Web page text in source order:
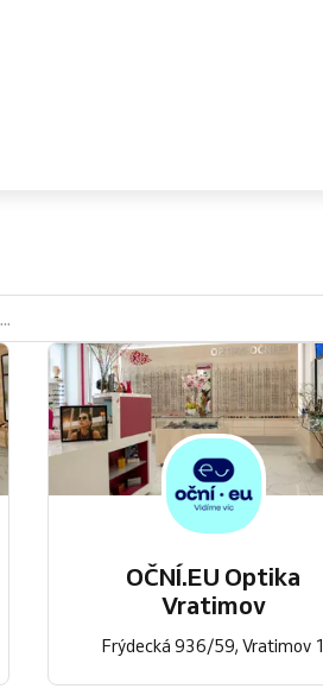
OČNÍ.EU Optika
Vratimov
Frýdecká 936/59, Vratimov 1